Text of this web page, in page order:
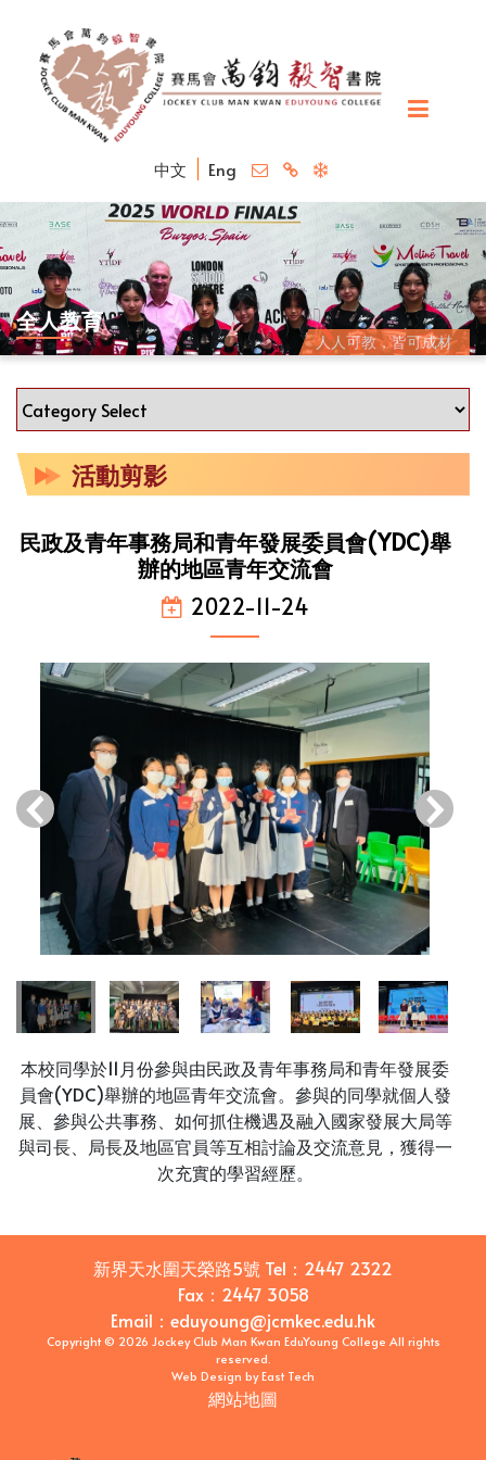
中文 Eng
人人可教，皆可成材
全人教育
活動剪影
民政及青年事務局和青年發展委員會(YDC)舉
辦的地區青年交流會
2022-11-24
‹ ›
本校同學於11月份參與由民政及青年事務局和青年發展委
員會(YDC)舉辦的地區青年交流會。參與的同學就個人發
展、參與公共事務、如何抓住機遇及融入國家發展大局等
與司長、局長及地區官員等互相討論及交流意見，獲得一
次充實的學習經歷。
新界天水圍天榮路5號 Tel： 2447 2322
Fax： 2447 3058
Email ： eduyoung@jcmkec.edu.hk
Copyright © 2026 Jockey Club Man Kwan EduYoung College All rights
reserved.
Web Design byEast Tech
網站地圖